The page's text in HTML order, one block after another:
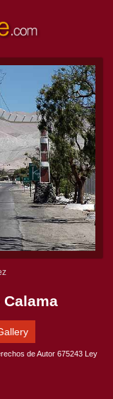
de Autor 675243 Ley